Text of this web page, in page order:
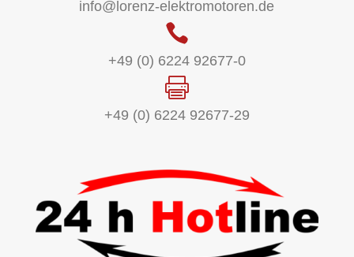
info@lorenz-elektromotoren.de

+49 (0) 6224 92677-0

+49 (0) 6224 92677-29